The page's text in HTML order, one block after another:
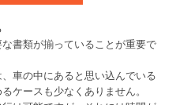
書類が揃っていることが重要で
車の中にあると思い込んでいる
ケースも少なくありません。